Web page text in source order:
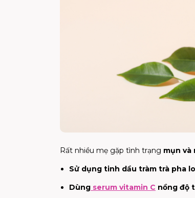
Rất nhiều mẹ gặp tình trạng mụn và
Sử dụng tinh dầu tràm trà pha
Dùng serum vitamin C nồng độ